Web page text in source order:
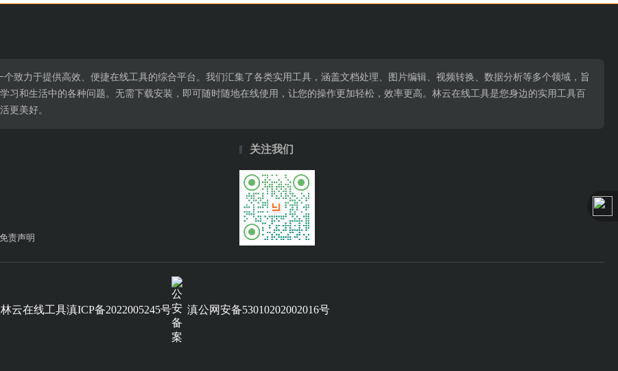
个致力于提供高效、便捷在线工具的综合平台。我们汇集了各类实用工具，涵盖文档处理、图片编辑、视频转换、数据分析等多个领域，旨
习和生活中的各种问题。无需下载安装，即可随时随地在线使用，让您的操作更加轻松，效率更高。林云在线工具是您身边的实用工具百
更美好。
关注我们
免责声明
林云在线工具滇ICP备2022005245号 滇公网安备53010202002016号